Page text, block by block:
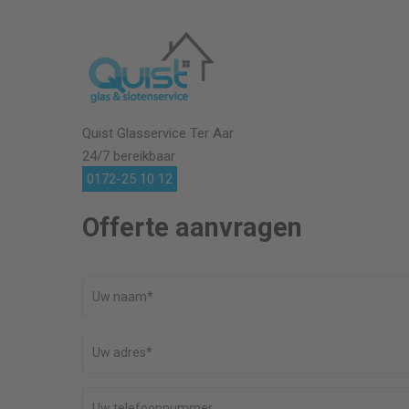
Quist GlasserviceTer Aar
24/7 bereikbaar
0172-25 10 12
Offerte aanvragen